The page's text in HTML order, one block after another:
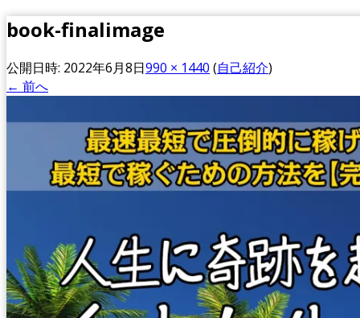
book-finalimage
公開日時: 2022年6月8日990 × 1440 (自己紹介)
← 前へ